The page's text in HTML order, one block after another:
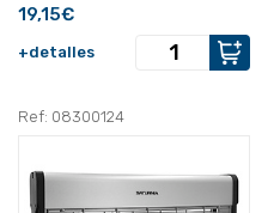
19,15€
+detalles
Ref: 08300124